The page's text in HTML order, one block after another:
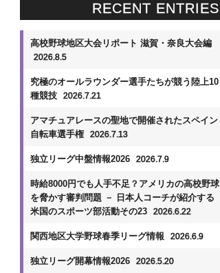
RECENT ENTRIES
高校野球地区大会リポート 滋賀・奈良大会編
2026.8.5
究極のオールラウンダー選手たちが競う陸上10
種競技
2026.7.21
アマチュアレースの聖地で開催されたスペイン
自転車選手権 2026.7.13
独立リーグ中盤情報2026 2026.7.9
時給8000円でも人手不足？アメリカの高校野球
を脅かす審判問題 － 日本人コーチが紹介する
米国のスポーツ部活動その23
2026.6.22
関西地区大学野球春季リーグ情報 2026.6.9
独立リーグ開幕情報2026 2026.5.20